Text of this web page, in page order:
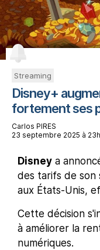
Streaming
Disney+
fortement ses
Carlos PIRES
23 septembre 2025 à
Disney a
des tarifs de son
aux États-Unis,
Cette décision
à améliorer la
numériques.